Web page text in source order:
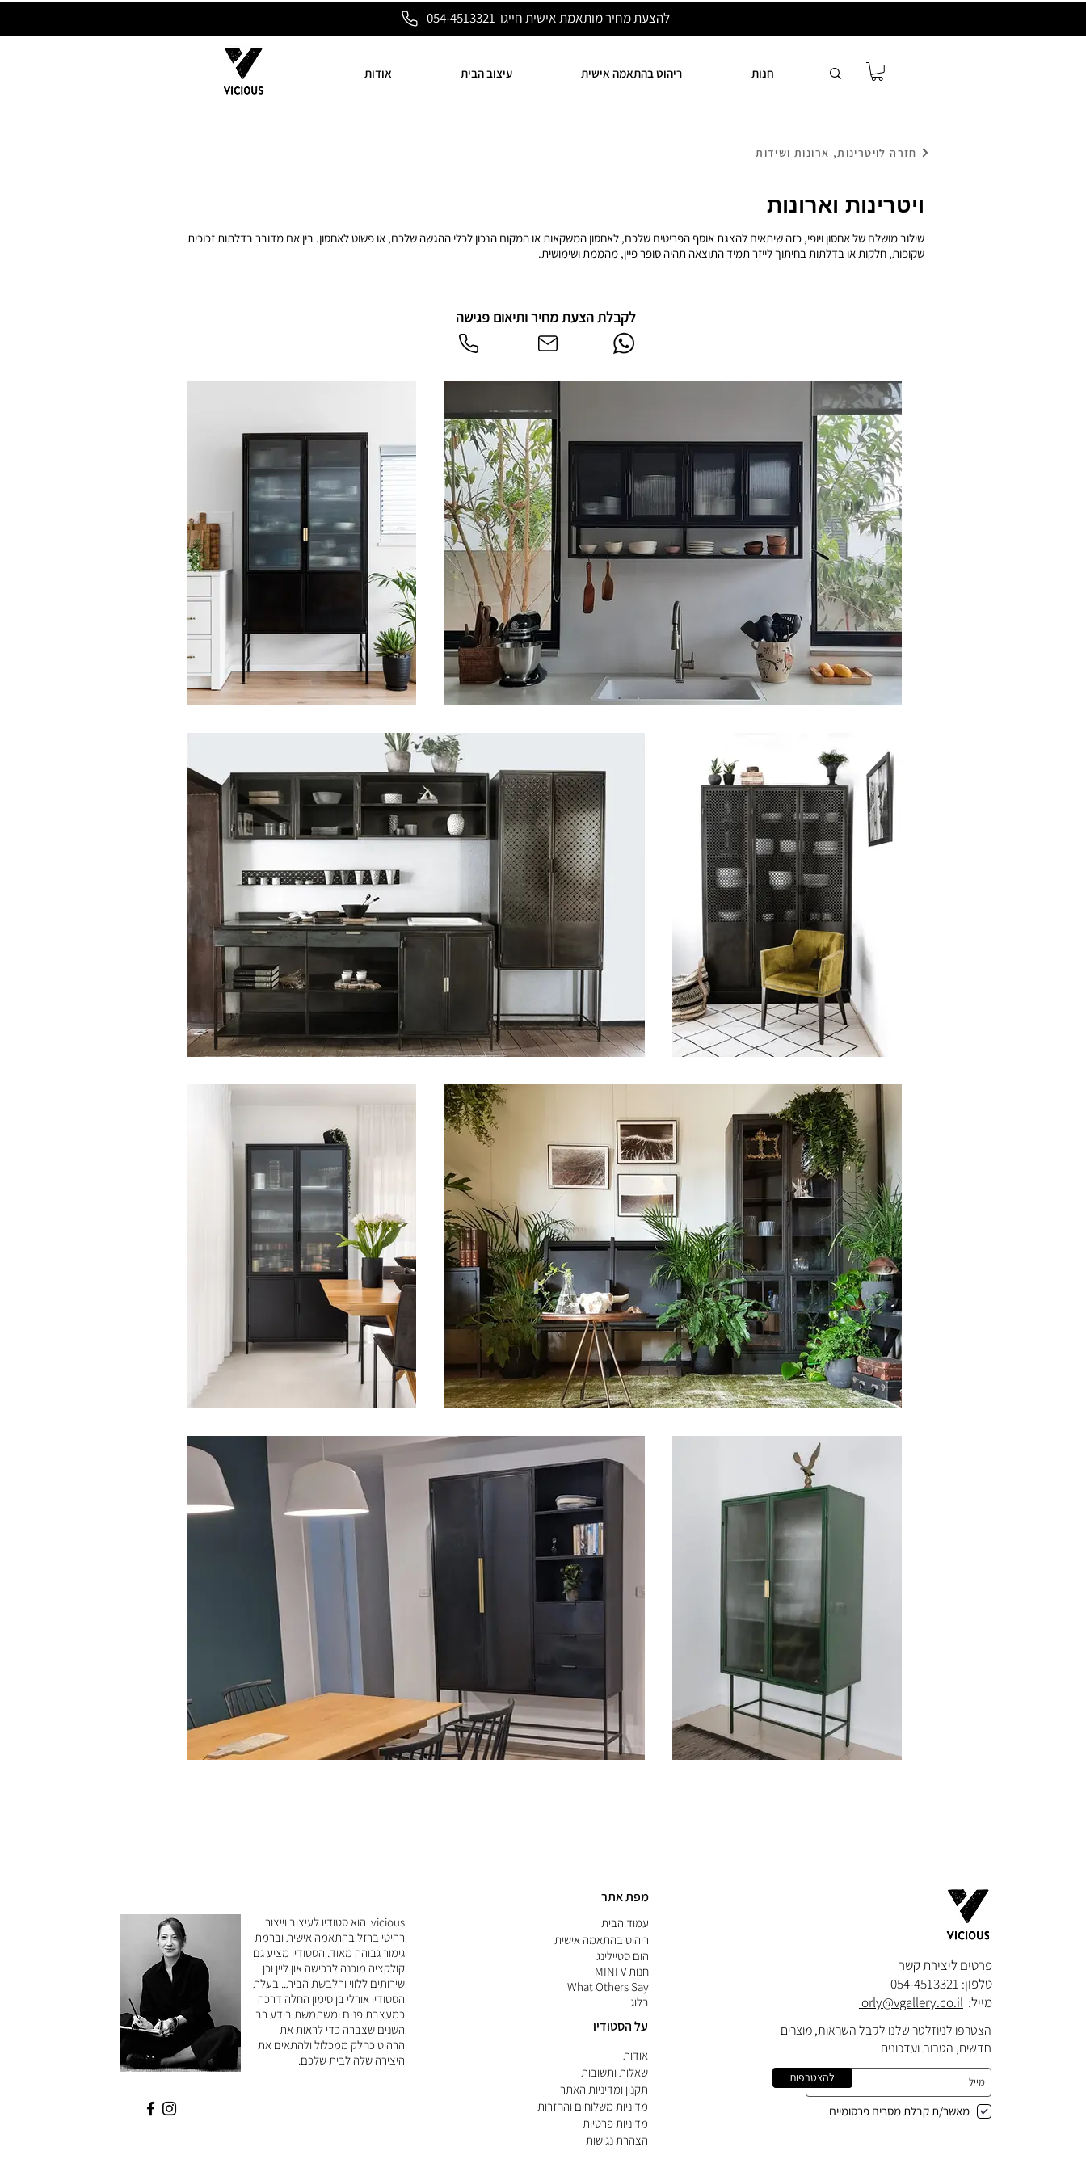
להצעת מחיר מותאמת אישית חייגו 054-4513321
חנות ריהוט בהתאמה אישית עיצוב הבית אודות
חזרה לויטרינות, ארונות ושידות
ויטרינות וארונות
שילוב מושלם של אחסון ויופי, כזה שיתאים להצגת אוסף הפריטים שלכם, לאחסון המשקאות או המקום הנכון לכלי ההגשה שלכם, או פשוט לאחסון. בין אם מדובר בדלתות זכוכית
שקופות, חלקות או בדלתות בחיתוך לייזר תמיד התוצאה תהיה סופר פיין, מהממת ושימושית.
לקבלת הצעת מחיר ותיאום פגישה
vicious הוא סטודיו לעיצוב וייצור
רהיטי ברזל בהתאמה אישית וברמת
גימור גבוהה מאוד. הסטודיו מציע גם
קולקציה מוכנה לרכישה און ליין וכן
שירותים ללווי והלבשת הבית.. בעלת
הסטודיו אורלי בן סימון החלה דרכה
כמעצבת פנים ומשתמשת בידע רב
השנים שצברה כדי לראות את
הרהיט כחלק ממכלול ולהתאים את
היצירה שלה לבית שלכם.
מפת אתר
עמוד הבית
ריהוט בהתאמה אישית
הום סטיילינג
חנות MINI V
What Others Say
בלוג
על הסטודיו
אודות
שאלות ותשובות
תקנון ומדיניות האתר
מדיניות משלוחים והחזרות
מדיניות פרטיות
הצהרת נגישות
פרטים ליצירת קשר​
טלפון: 054-4513321
מייל: orly@vgallery.co.il
הצטרפו לניוזלטר שלנו לקבל השראות, מוצרים
חדשים, הטבות ועדכונים
להצטרפות
מאשר/ת קבלת מסרים פרסומיים